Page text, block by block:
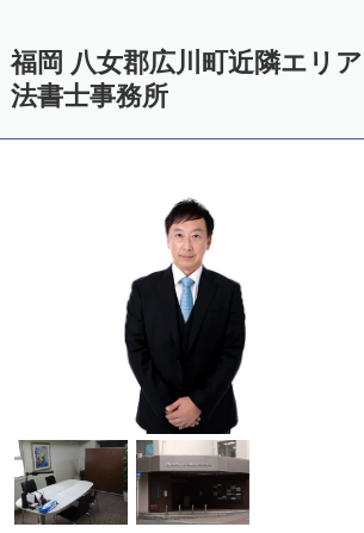
福岡 八女郡広川町近隣エリ
法書士事務所